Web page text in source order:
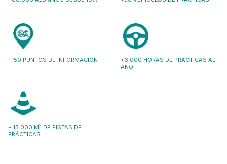
+150 PUNTOS DE INFORMACIÓN
+6.000 HORAS DE PRÁCTICAS AL
AÑO
+ 15.000 M2 DE PISTAS DE
PRÁCTICAS